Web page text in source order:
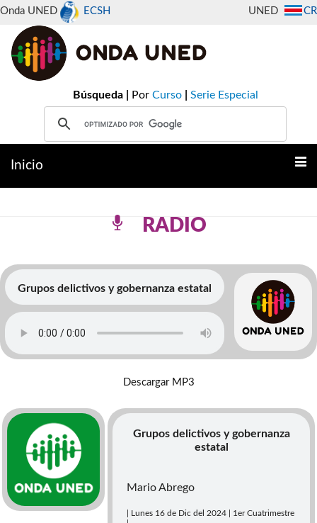
Onda UNED ECSH CR
UNED
Búsqueda | Por Curso Serie Especial
Inicio
RADIO
Grupos delictivos y gobernanza estatal
Descargar MP3
Grupos delictivos y gobernanza
estatal
Mario Abrego
| Lunes 16 de Dic del 2024 | 1er Cuatrimestre